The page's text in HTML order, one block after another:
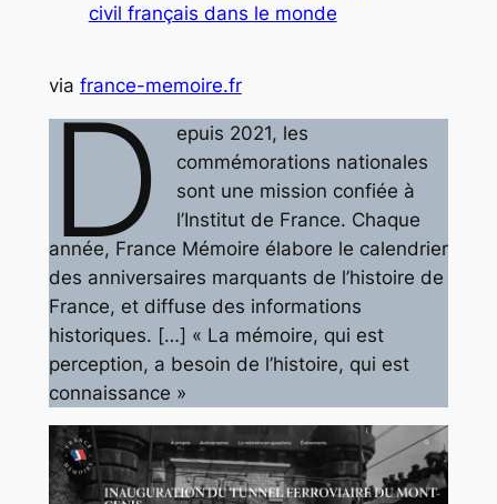
civil français dans le monde
via france-memoire.fr
D
epuis 2021, les
commémorations nationales
sont une mission confiée à
l’Institut de France. Chaque
année, France Mémoire élabore le calendrier
des anniversaires marquants de l’histoire de
France, et diffuse des informations
historiques. […] « La mémoire, qui est
perception, a besoin de l’histoire, qui est
connaissance »